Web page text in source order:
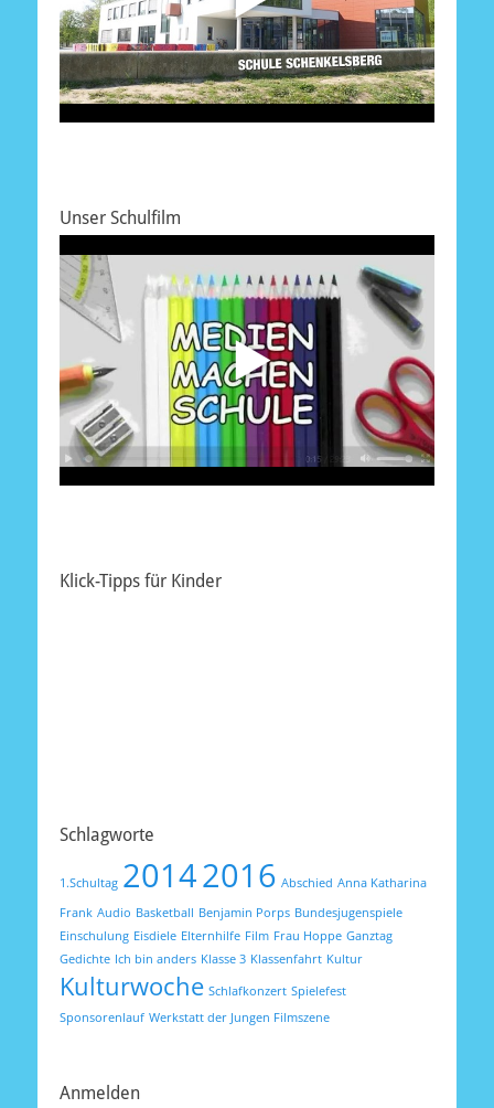
Unser Schulfilm
Klick-Tipps für Kinder
Schlagworte
1.Schultag 20142016 Abschied Anna Katharina
Frank Audio Basketball Benjamin Porps Bundesjugenspiele
Einschulung Eisdiele Elternhilfe Film Frau Hoppe Ganztag
Gedichte Ich bin anders Klasse 3 Klassenfahrt Kultur
Kulturwoche Schlafkonzert Spielefest
Sponsorenlauf Werkstatt der Jungen Filmszene
Anmelden